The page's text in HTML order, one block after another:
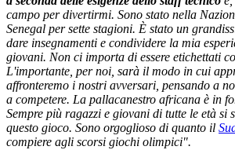
campo per divertirmi. Sono stato nella
Senegal per sette stagioni. È stato un
dare insegnamenti e condividere la mia
giovani. Non ci importa di essere etichettati
L'importante, per noi, sarà il modo in cui
affronteremo i nostri avversari, pensando a
a competere. La pallacanestro africana è in
Sempre più ragazzi e giovani di tutte le età si
questo gioco. Sono orgoglioso di quanto il
compiere agli scorsi giochi olimpici".